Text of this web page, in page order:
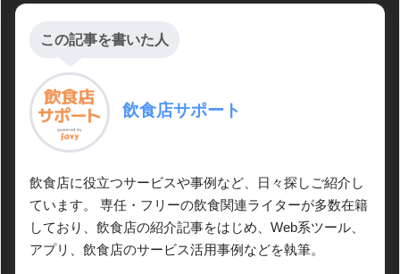
この記事を書いた人
飲食店サポート
飲食店に役立つサービスや事例など、日々探しご紹介し
ています。 専任・フリーの飲食関連ライターが多数在籍
しており、飲食店の紹介記事をはじめ、Web系ツール、
アプリ、飲食店のサービス活用事例などを執筆。